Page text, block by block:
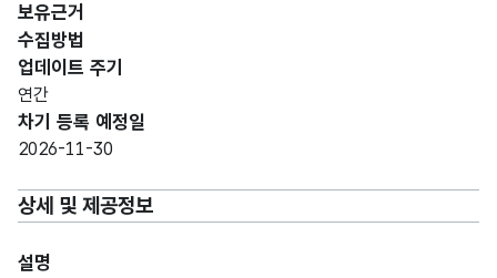
보유근거
수집방법
업데이트 주기
연간
차기 등록 예정일
2026-11-30
상세 및 제공정보
설명